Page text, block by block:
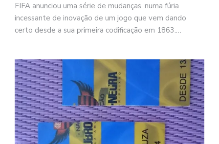
FIFA anunciou uma série de mudanças, numa fúria
incessante de inovação de um jogo que vem dando
certo desde a sua primeira codificação em 1863.…